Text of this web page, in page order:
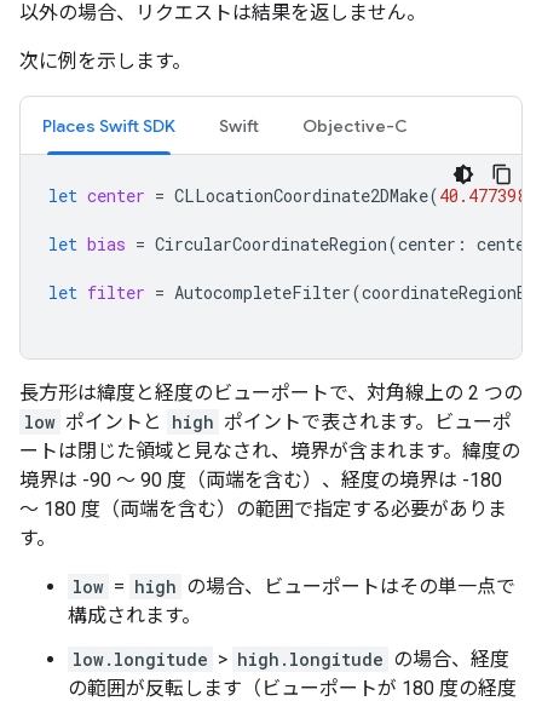
以外の場合、リクエストは結果を返しません。
次に例を示します。
Places Swift SDK Swift Objective-C
let center = CLLocationCoordinate2DMake(40.477398
let bias = CircularCoordinateRegion(center : center
let filter = AutocompleteFilter(
長方形は緯度と経度のビューポートで、対角線上の 2 つの
low ポイントと high ポイントで表されます。ビューポ
ートは閉じた領域と見なされ、境界が含まれます。緯度の
境界は -90 ～ 90 度（両端を含む）、経度の境界は -180
～ 180 度（両端を含む）の範囲で指定する必要がありま
す。
low = high の場合、ビューポートはその単一点で
構成されます。
low.longitude > high.longitude の場合、経度
の範囲が反転します（ビューポートが 180 度の経度